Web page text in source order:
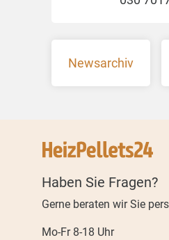
Newsarchiv
Haben Sie Fragen?
Gerne beraten wir Sie
Mo-Fr 8-18 Uhr